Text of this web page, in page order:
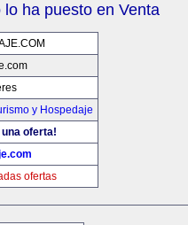
ha puesto en Venta
y Hospedaje
una oferta!
ofertas